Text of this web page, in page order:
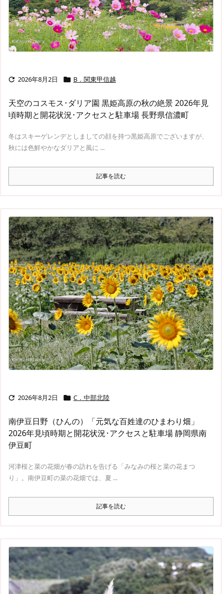
 2026年8月2日  B．関東甲信越
天空のコスモス･ダリア園 黒姫高原の秋の絶景 2026年見
頃時期と開花状況･アクセスと駐車場 長野県信濃町
冬はスキーゲレンデとしましての顔を持つ黒姫高原でございますが、
秋には色鮮やかなダリアと風に ...
記事を読む
 2026年8月2日  C．中部北陸
南伊豆日野（ひんの）「元気な百姓達のひまわり畑」
2026年見頃時期と開花状況･アクセスと駐車場 静岡県南
伊豆町
河津桜と菜の花畑が春の訪れを告げる「みなみの桜と菜の花まつ
り」。南伊豆町の菜の花畑では、夏 ...
記事を読む